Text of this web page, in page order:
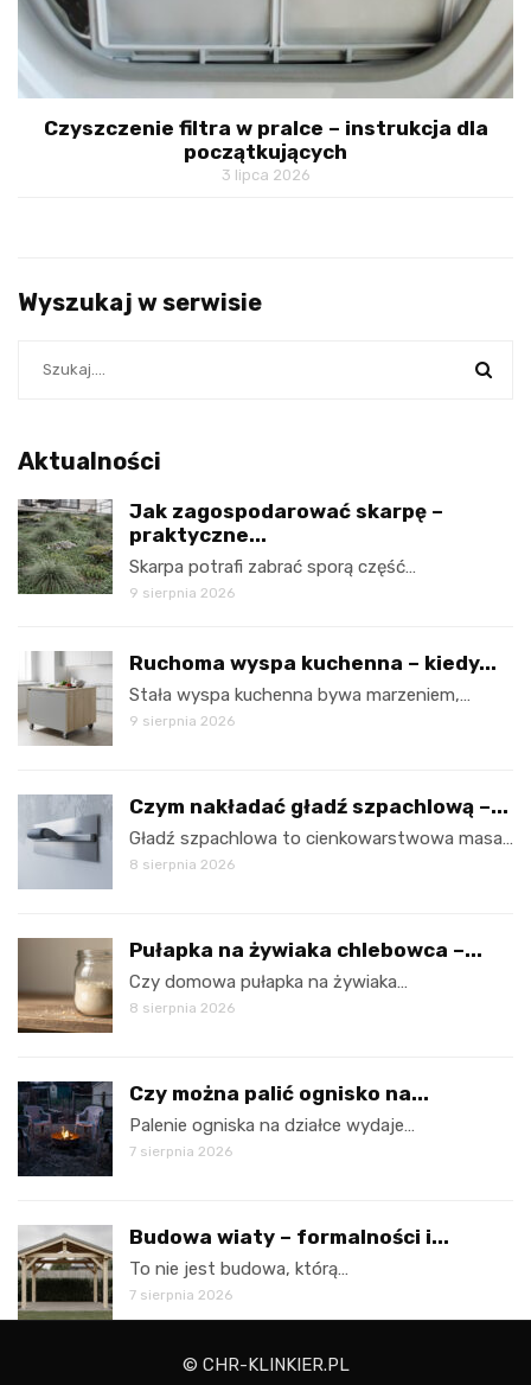
Czyszczenie filtra w pralce – instrukcja dla
początkujących
3 lipca 2026
Wyszukaj w serwisie
Aktualności
Jak zagospodarować skarpę –
praktyczne...
Skarpa potrafi zabrać sporą część…
9 sierpnia 2026
Ruchoma wyspa kuchenna – kiedy...
Stała wyspa kuchenna bywa marzeniem,…
9 sierpnia 2026
Czym nakładać gładź szpachlową –...
Gładź szpachlowa to cienkowarstwowa masa…
8 sierpnia 2026
Pułapka na żywiaka chlebowca –...
Czy domowa pułapka na żywiaka…
8 sierpnia 2026
Czy można palić ognisko na...
Palenie ogniska na działce wydaje…
7 sierpnia 2026
Budowa wiaty – formalności i...
To nie jest budowa, którą…
7 sierpnia 2026
© CHR-KLINKIER.PL